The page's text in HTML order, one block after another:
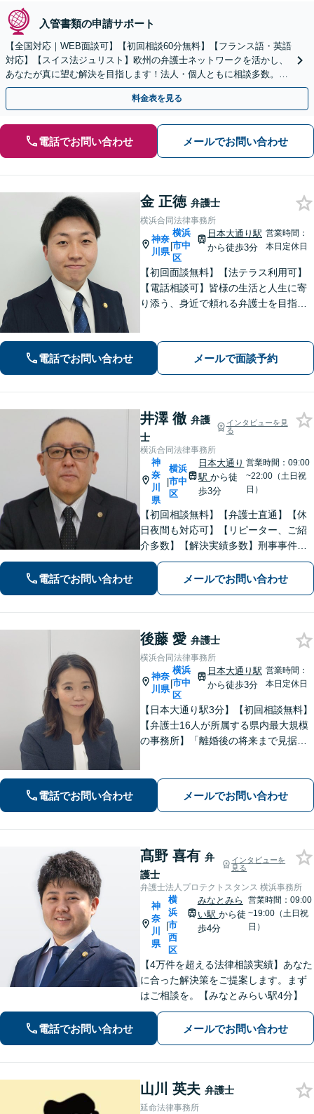
入管書類の申請サポート
【全国対応｜WEB面談可】【初回相談60分無料】【フランス語・英語
対応】【スイス法ジュリスト】欧州の弁護士ネットワークを活かし、
あなたが真に望む解決を目指します！法人・個人ともに相談多数。細
やかな連絡と粘り強い交渉を徹底【休日・夜間相談可】
料金表を見る
電話でお問い合わせ メールでお問い合わせ
金 正徳 弁護士
横浜合同法律事務所
神奈
川県
|
横浜
市中
区
日本大通り駅
から徒歩3分
営業時間：
本日定休日
【初回面談無料】【法テラス利用可】
【電話相談可】皆様の生活と人生に寄
り添う、身近で頼れる弁護士を目指し
債務整理／刑事事件など、お任せくだ
さい。おひとりで悩みを抱えず、まず
電話でお問い合わせ メールで面談予約
井澤 徹 弁護
士
インタビューを見
る
横浜合同法律事務所
神
奈
川
県
|
横浜
市中
区
日本大通り
駅から徒
歩3分
営業時間：09:00
~22:00（土日祝
日）
【初回相談無料】【弁護士直通】【休
日夜間も対応可】【リピーター、ご紹
介多数】【解決実績多数】刑事事件、
債務整理、離婚、相続など幅広く対
応。迅速な対応と丁寧なサポートに努
めます。
電話でお問い合わせ メールでお問い合わせ
後藤 愛 弁護士
横浜合同法律事務所
神奈
川県
|
横浜
市中
区
日本大通り駅
から徒歩3分
営業時間：
本日定休日
【日本大通り駅3分】【初回相談無料】
【弁護士16人が所属する県内最大規模
の事務所】「離婚後の将来まで見据え
い相続問題に対応する豊富な実績」
「相続登記義務化に対応」【WEB面談
電話でお問い合わせ メールでお問い合わせ
髙野 喜有 弁
護士
インタビューを
見る
弁護士法人プロテクトスタンス 横浜事務所
神
奈
川
県
|
横
浜
市
西
区
みなとみら
い駅 から徒
歩4分
営業時間：09:00
~19:00（土日祝
日）
【4万件を超える法律相談実績】あなた
に合った解決策をご提案します。まず
はご相談を。【みなとみらい駅4分】
電話でお問い合わせ メールでお問い合わせ
山川 英夫 弁護士
延命法律事務所